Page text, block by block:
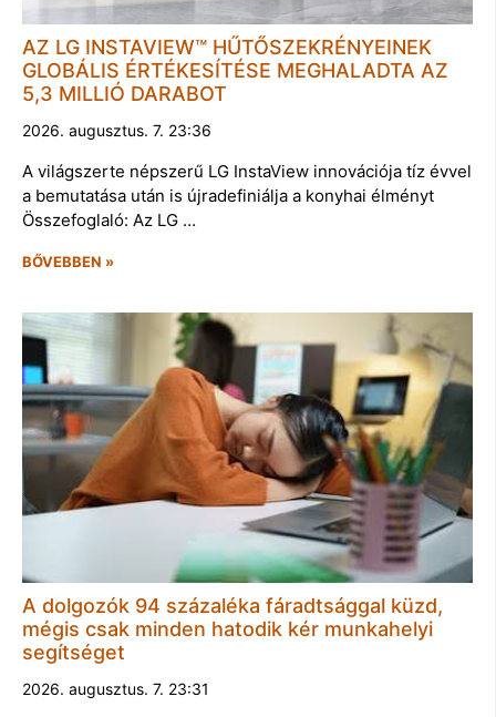
AZ LG INSTAVIEW™ HŰTŐSZEKRÉNYEINEK
GLOBÁLIS ÉRTÉKESÍTÉSE MEGHALADTA AZ
5,3 MILLIÓ DARABOT
2026. augusztus. 7. 23:36
A világszerte népszerű LG InstaView innovációja tíz évvel
a bemutatása után is újradefiniálja a konyhai élményt
Összefoglaló: Az LG …
BŐVEBBEN »
A dolgozók 94 százaléka fáradtsággal küzd,
mégis csak minden hatodik kér munkahelyi
segítséget
2026. augusztus. 7. 23:31